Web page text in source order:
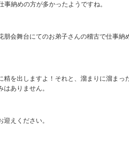
事納めの方が多かったようですね。
朋会舞台にてのお弟子さんの稽古で仕事納
精を出しますよ！それと、溜まりに溜まっ
ありません。
えください。